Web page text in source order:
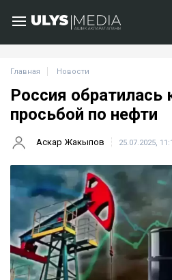
Главная Новости
Россия обратилась
просьбой по нефти
Аскар Жакыпов 25.07.2025,